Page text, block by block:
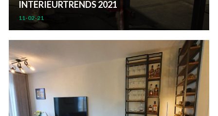
INTERIEURTRENDS 2021
11-02-21